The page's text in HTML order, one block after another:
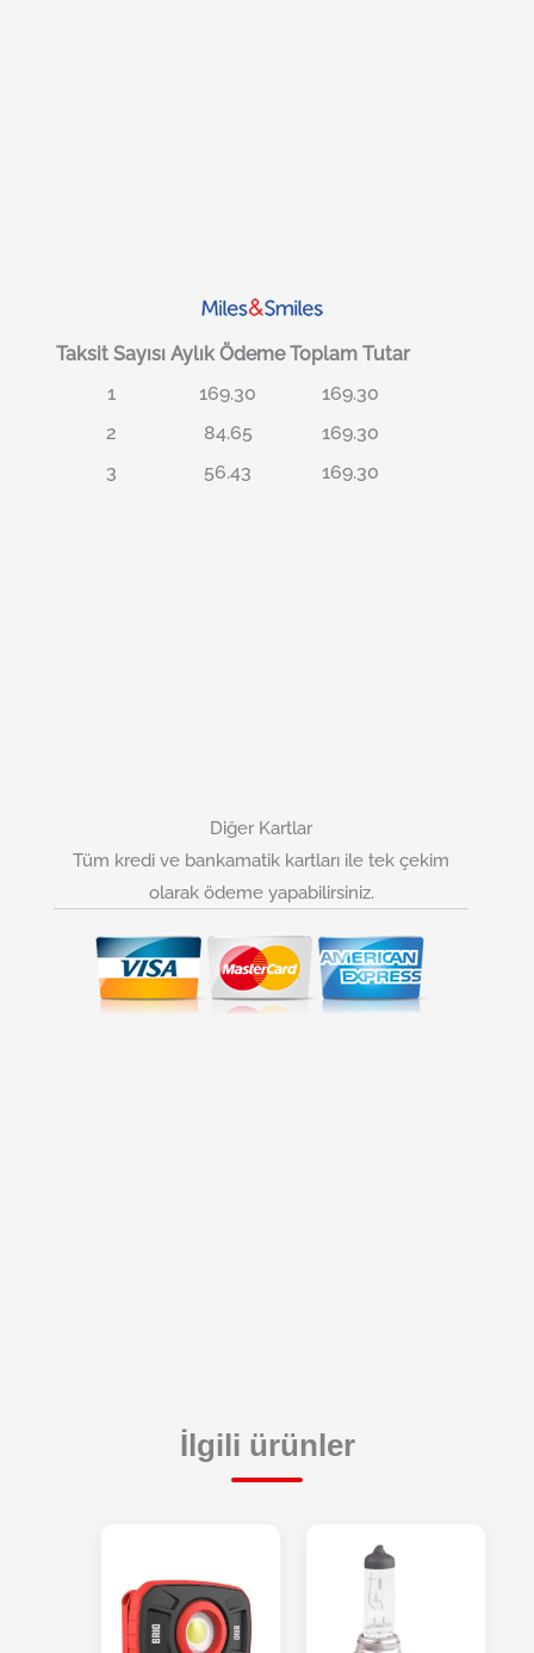
Taksit Sayısı Aylık Ödeme Toplam Tutar
1
169.30
169.30
2
84.65
169.30
3
56.43 169.30
Diğer Kartlar
Tüm kredi ve bankamatik kartları ile tek çekim
olarak ödeme yapabilirsiniz.
İlgili ürünler